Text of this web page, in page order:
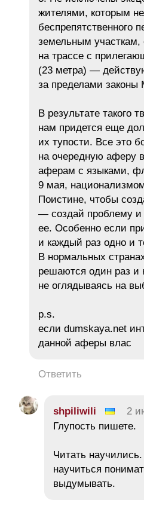
жителями, которым
беспрепятственного
земельным участкам,
на трассе с
(23 метра) —
за пределами
В результате такого
нам придется еще
их тупости. Все это
на очередную аферу
аферам с языками,
9 мая,
Поистине, чтобы
— создай проблему и
ее. Особенно если
и каждый раз одно и
В нормальных
решаются один раз и
не оглядываясь на
p.s.
если dumskaya.net
данной аферы влас
Ответить
shpiliwili 2
Глупость пишете.
Читать
научиться
выдумывать.